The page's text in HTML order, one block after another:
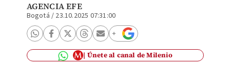
AGENCIA EFE
Bogotá / 23.10.2025 07:31:00
Únete al canal de Milenio